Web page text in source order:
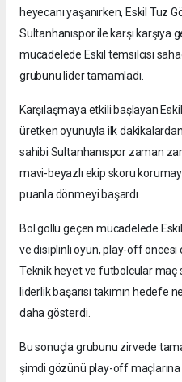
heyecanı yaşanırken, Eskil Tuz
Sultanhanıspor ile karşı karşıya
mücadelede Eskil temsilcisi
grubunu lider tamamladı.
Karşılaşmaya etkili başlayan
üretken oyunuyla ilk
sahibi Sultanhanıspor zaman
mavi-beyazlı ekip skoru
puanla dönmeyi başardı.
Bol gollü geçen mücadelede
ve disiplinli oyun, play-off öncesi
Teknik heyet ve futbolcular maç
liderlik başarısı takımın hedefe
daha gösterdi.
Bu sonuçla grubunu zirvede
şimdi gözünü play-off